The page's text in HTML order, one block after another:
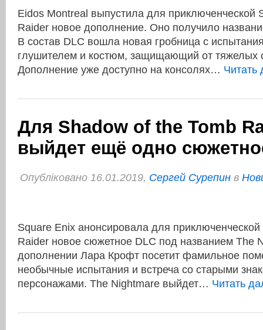
Eidos Montreal выпустила для приключенческой
Raider новое дополнение. Оно получило
В состав DLC вошла новая гробница с
глушителем и костюм, защищающий от тяжелых
Дополнение уже доступно на консолях…
Для Shadow of the Tomb
выйдет ещё одно
Опубліковано 16.01.2019, Сергей Сурепин в
Square Enix анонсировала для
Raider новое сюжетное DLC под названием The
дополнении Лара Крофт посетит фамильное
необычные испытания и встреча со старыми
персонажами. The Nightmare выйдет… Читать